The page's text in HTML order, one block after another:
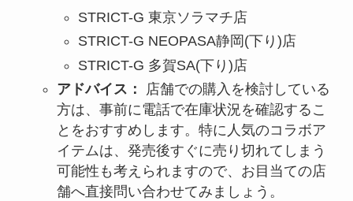
STRICT-G 東京ソラマチ店
STRICT-G NEOPASA静岡(下り)店
STRICT-G 多賀SA(下り)店
アドバイス：
店舗での購入を検討している
方は、事前に電話で在庫状況を確認するこ
とをおすすめします。特に人気のコラボア
イテムは、発売後すぐに売り切れてしまう
可能性も考えられますので、お目当ての店
舗へ直接問い合わせてみましょう。